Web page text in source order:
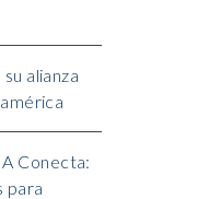
alianza
Conecta:
para